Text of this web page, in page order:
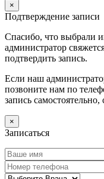
×
Подтверждение записи
Спасибо, что выбрали
администратор
подтвердить запись.
Если наш
позвоните нам по
запись самостоятельно,
×
Записаться